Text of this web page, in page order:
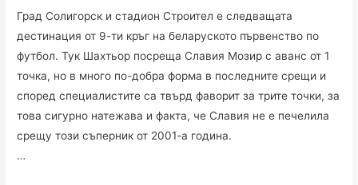
Град Солигорск и стадион Строител е следващата
дестинация от 9-ти кръг на беларуското първенство по
футбол. Тук Шахтьор посреща Славия Мозир с аванс от 1
точка, но в много по-добра форма в последните срещи и
според специалистите са твърд фаворит за трите точки, за
това сигурно натежава и факта, че Славия не е печелила
срещу този съперник от 2001-а година.
…